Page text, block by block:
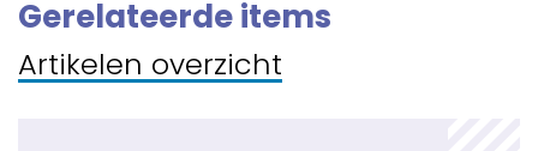
Gerelateerde items
Artikelen overzicht